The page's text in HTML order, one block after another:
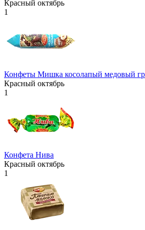
Красный октябрь
1
Конфеты Мишка косолапый медовый
Красный октябрь
1
Конфета Нива
Красный октябрь
1